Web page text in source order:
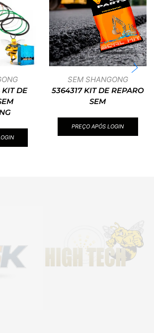
DE
SEM SHANGONG
5364317 KIT DE REPARO
SEM
PREÇO APÓS LOGIN